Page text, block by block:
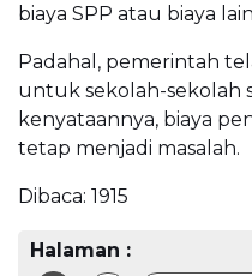
biaya SPP atau biaya
Padahal, pemerintah
untuk sekolah-sekolah
kenyataannya, biaya
tetap menjadi masalah.
Dibaca: 1915
Halaman :